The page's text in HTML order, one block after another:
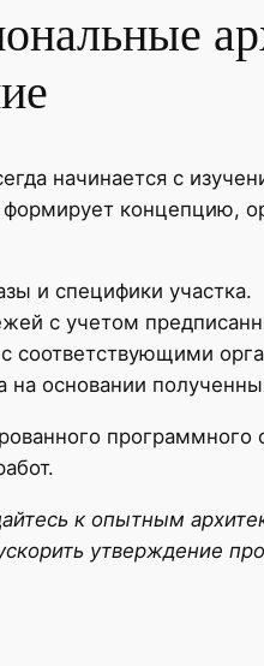
начинается с
концепцию,
и специфики участка.
с учетом
соответствующими
на основании
к опытным
утверждение